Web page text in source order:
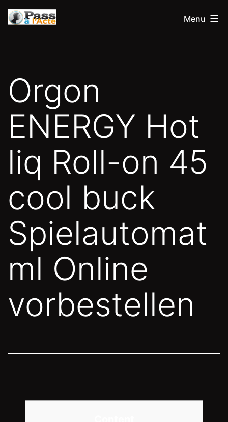
Aller
auPass
Menu
Orgon
ENERGY Hot
liq Roll-on 45
cool buck
Spielautomat
ml Online
vorbestellen